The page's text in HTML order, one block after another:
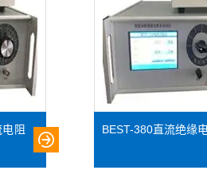
阻
BEST-380直流绝缘